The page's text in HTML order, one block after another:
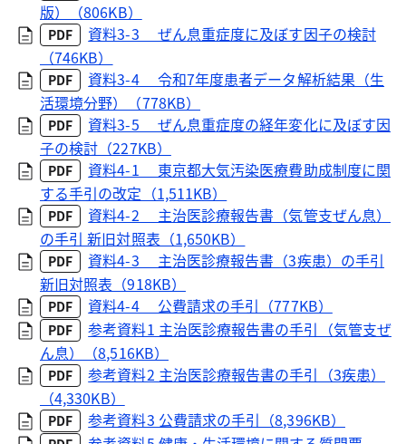
版）（806KB）
PDF
資料3-3 ぜん息重症度に及ぼす因子の検討
（746KB）
PDF
資料3-4 令和7年度患者データ解析結果（生
活環境分野）（778KB）
PDF
資料3-5 ぜん息重症度の経年変化に及ぼす因
子の検討（227KB）
PDF
資料4-1 東京都大気汚染医療費助成制度に関
する手引の改定（1,511KB）
PDF
資料4-2 主治医診療報告書（気管支ぜん息）
の手引 新旧対照表（1,650KB）
PDF
資料4-3 主治医診療報告書（3疾患）の手引
新旧対照表（918KB）
PDF 資料4-4 公費請求の手引（777KB）
PDF
参考資料1 主治医診療報告書の手引（気管支ぜ
ん息）（8,516KB）
PDF
参考資料2 主治医診療報告書の手引（3疾患）
（4,330KB）
PDF 参考資料3 公費請求の手引（8,396KB）